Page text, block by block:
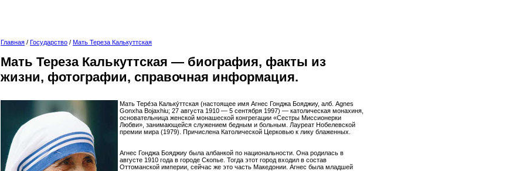
Главная / Государство / Мать Тереза Калькуттская
Мать Тереза Калькуттская — биография, факты из
жизни, фотографии, справочная информация.
Мать Тере́за Кальку́ттская (настоящее имя Агнес Гонджа Бояджиу, алб. Agnes
Gonxha Bojaxhiu; 27 августа 1910 — 5 сентября 1997) — католическая монахиня,
основательница женской монашеской конгрегации «Сестры Миссионерки
Любви», занимающейся служением бедным и больным. Лауреат Нобелевской
премии мира (1979). Причислена Католической Церковью к лику блаженных.
Агнес Гонджа Бояджиу была албанкой по национальности. Она родилась в
августе 1910 года в городе Скопье. Тогда этот город входил в состав
Оттоманской империи, сейчас же это часть Македонии. Агнес была младшей